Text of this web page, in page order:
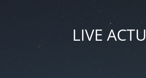
LIVE ACTU